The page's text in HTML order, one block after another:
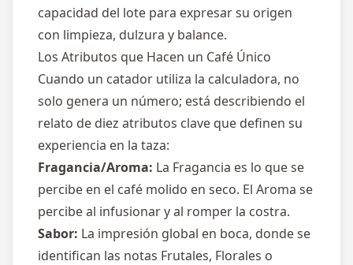
capacidad del lote para expresar su origen
con limpieza, dulzura y balance.
Los Atributos que Hacen un Café Único
Cuando un catador utiliza la calculadora, no
solo genera un número; está describiendo el
relato de diez atributos clave que definen su
experiencia en la taza:
Fragancia/Aroma: La Fragancia es lo que se
percibe en el café molido en seco. El Aroma se
percibe al infusionar y al romper la costra.
Sabor: La impresión global en boca, donde se
identifican las notas Frutales, Florales o